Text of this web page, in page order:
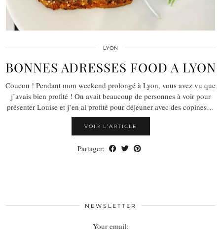
LYON
BONNES ADRESSES FOOD A LYON
Coucou ! Pendant mon weekend prolongé à Lyon, vous avez vu que
j’avais bien profité ! On avait beaucoup de personnes à voir pour
présenter Louise et j’en ai profité pour déjeuner avec des copines…
VOIR L’ARTICLE
Partager:
NEWSLETTER
Your email: